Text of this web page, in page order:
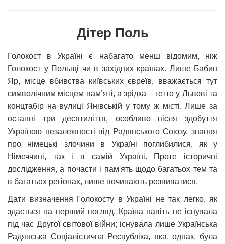
Дітер Поль
Голокост в Україні є набагато менш відомим, ніж
Голокост у Польщі чи в західних країнах. Лише Бабин
Яр, місце вбивства київських євреїв, вважається тут
символічним місцем пам’яті, а зрідка – гетто у Львові та
концтабір на вулиці Янівській у тому ж місті. Лише за
останні три десятиліття, особливо після здобуття
Україною незалежності від Радянського Союзу, знання
про німецькі злочини в Україні поглибилися, як у
Німеччині, так і в самій Україні. Проте історичні
дослідження, а почасти і пам'ять щодо багатьох тем та
в багатьох регіонах, лише починають розвиватися.
Дати визначення Голокосту в Україні не так легко, як
здається на перший погляд. Країна навіть не існувала
під час Другої світової війни; існувала лише Українська
Радянська Соціалістична Республіка, яка, однак, була